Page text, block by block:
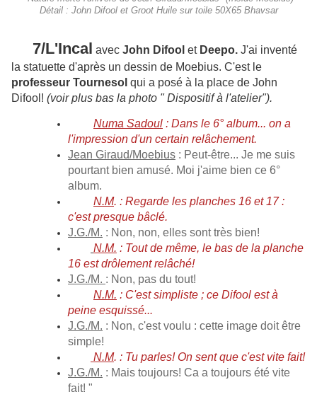
Détail : John Difool et Groot Huile sur toile 50X65 Bhavsar
7/L'Incal avec John Difool et Deepo. J'ai inventé
la statuette d'après un dessin de Moebius. C'est le
professeur Tournesol qui a posé à la place de John
Difool! (voir plus bas la photo " Dispositif à l'atelier").
Numa Sadoul : Dans le 6° album... on a
l'impression d'un certain relâchement.
Jean Giraud/Moebius : Peut-être... Je me suis
pourtant bien amusé. Moi j'aime bien ce 6°
album.
N.M. : Regarde les planches 16 et 17 :
c'est presque bâclé.
J.G./M. : Non, non, elles sont très bien!
N.M. : Tout de même, le bas de la planche
16 est drôlement relâché!
J.G./M. : Non, pas du tout!
N.M. : C'est simpliste ; ce Difool est à
peine esquissé...
J.G./M. : Non, c'est voulu : cette image doit être
simple!
N.M. : Tu parles! On sent que c'est vite fait!
J.G./M. : Mais toujours! Ca a toujours été vite
fait! "